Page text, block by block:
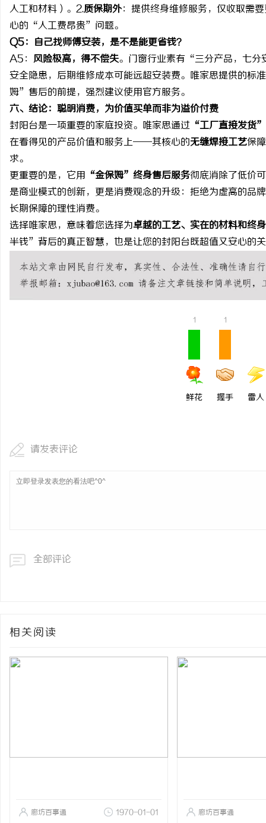
人工和材料）。2.质保期外：提供终身维修服务，仅收取需
心的“人工费昂贵”问题。
Q5：自己找师傅安装，是不是能更省钱？
A5： 风险极高，得不偿失。门窗行业素有“三分产品，七分
安全隐患，后期维修成本可能远超安装费。唯家思提供的标
姆”售后的前提，强烈建议使用官方服务。
六、 结论： 聪明消费，为价值买单而非为溢价付费
封阳台是一项重要的家庭投资。唯家思通过 “工厂直接发货”
在看得见的产品价值和服务上——其核心的无缝焊接工艺保
求。
更重要的是，它用 “金保姆”终身售后服务彻底消除了低价
是商业模式的创新，更是消费观念的升级：拒绝为虚高的品
长期保障的理性消费。
选择唯家思，意味着您选择为卓越的工艺、实在的材料和终
半钱”背后的真正智慧，也是让您的封阳台既超值又安心的
1
鲜花
1
握手 雷人
请发表评论
全部评论
相关阅读
廊坊百事通 1970-01-01 廊坊百事通